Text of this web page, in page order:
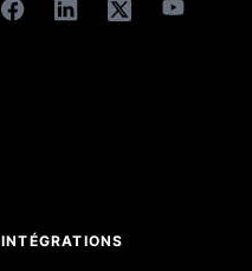
INTÉGRATIONS